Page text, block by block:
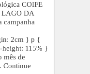
COIFE
LAGO DA
campanha
2cm } p {
height: 115% }
mês de
Continue